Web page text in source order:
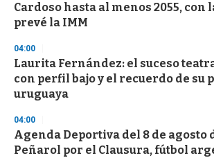
Cardoso hasta al menos 2055, con
prevé la IMM
04:00
Laurita Fernández: el suceso
con perfil bajo y el recuerdo de su
uruguaya
04:00
Agenda Deportiva del 8 de agosto
Peñarol por el Clausura, fútbol